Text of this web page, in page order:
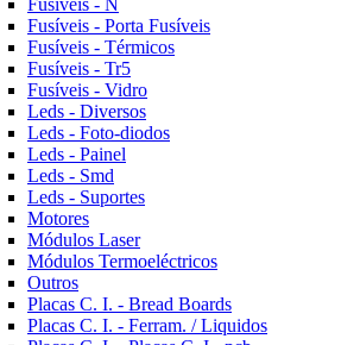
Fusíveis - N
Fusíveis - Porta Fusíveis
Fusíveis - Térmicos
Fusíveis - Tr5
Fusíveis - Vidro
Leds - Diversos
Leds - Foto-diodos
Leds - Painel
Leds - Smd
Leds - Suportes
Motores
Módulos Laser
Módulos Termoeléctricos
Outros
Placas C. I. - Bread Boards
Placas C. I. - Ferram. / Liquidos